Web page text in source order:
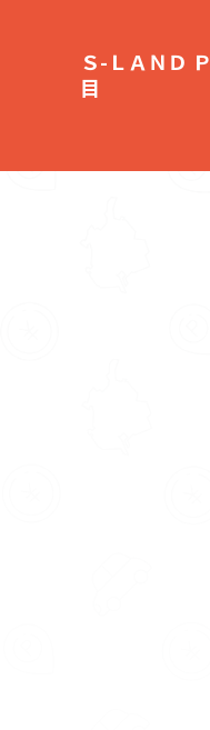
Ｓ-ＬＡＮＤ
目